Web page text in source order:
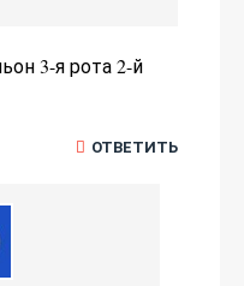
3-я рота 2-й
ОТВЕТИТЬ